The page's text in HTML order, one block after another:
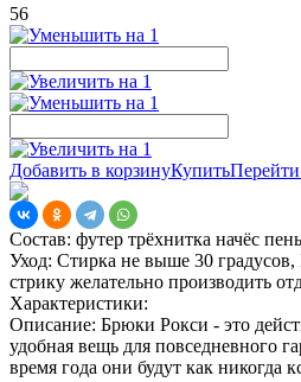
56
Добавить в корзинуКупить
Состав: футер трёхнитка начёс
Уход: Стирка не выше 30
стрику желательно производить
Характеристики:
Описание: Брюки Рокси - это
удобная вещь для повседневного
время года они будут как никогда